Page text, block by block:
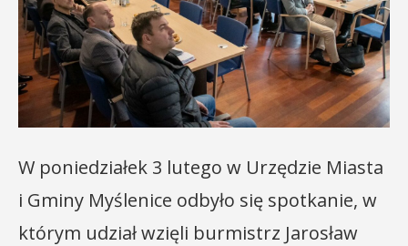
W poniedziałek 3 lutego w Urzędzie Miasta
i Gminy Myślenice odbyło się spotkanie, w
którym udział wzięli burmistrz Jarosław